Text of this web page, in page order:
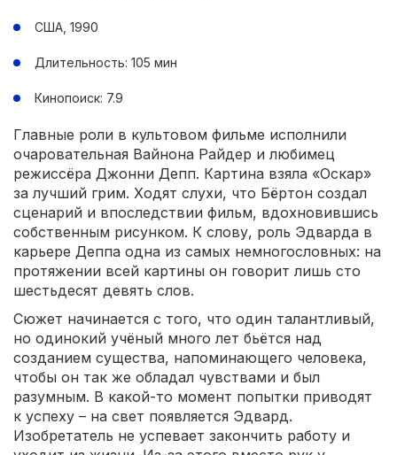
США, 1990
Длительность: 105 мин
Кинопоиск: 7.9
Главные роли в культовом фильме исполнили
очаровательная Вайнона Райдер и любимец
режиссёра Джонни Депп. Картина взяла «Оскар»
за лучший грим. Ходят слухи, что Бёртон создал
сценарий и впоследствии фильм, вдохновившись
собственным рисунком. К слову, роль Эдварда в
карьере Деппа одна из самых немногословных: на
протяжении всей картины он говорит лишь сто
шестьдесят девять слов.
Сюжет начинается с того, что один талантливый,
но одинокий учёный много лет бьётся над
созданием существа, напоминающего человека,
чтобы он так же обладал чувствами и был
разумным. В какой-то момент попытки приводят
к успеху – на свет появляется Эдвард.
Изобретатель не успевает закончить работу и